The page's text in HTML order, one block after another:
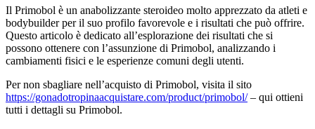
Il Primobol è un anabolizzante steroideo molto apprezzato da atleti e
bodybuilder per il suo profilo favorevole e i risultati che può offrire.
Questo articolo è dedicato all’esplorazione dei risultati che si
possono ottenere con l’assunzione di Primobol, analizzando i
cambiamenti fisici e le esperienze comuni degli utenti.
Per non sbagliare nell’acquisto di Primobol, visita il sito
https://gonadotropinaacquistare.com/product/primobol/– qui ottieni
tutti i dettagli su Primobol.